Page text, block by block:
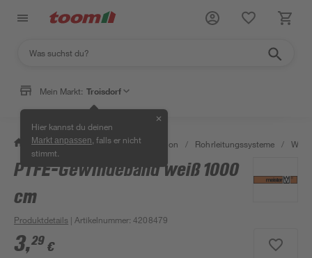
Mein Markt: Troisdorf
Hier kannst du deinen
Markt anpassen , falls er nicht
stimmt.
✕
/ Bad & Sanitär / Sanitärinstallation / Rohrleitungssysteme /
PTFE-Gewindeband weiß 1000
cm
Produktdetails | Artikelnummer:4208479
3,29 €